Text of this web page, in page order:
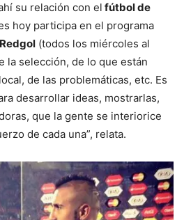
su relación con el fútbol de
hoy participa en el programa
(todos los miércoles al
la selección, de lo que están
de las problemáticas, etc. Es
desarrollar ideas, mostrarlas,
que la gente se interiorice
de cada una”, relata.